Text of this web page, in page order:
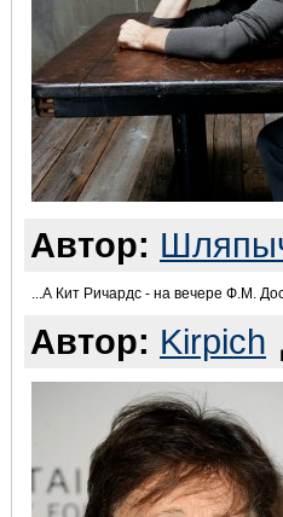
Автор:
...А Кит Ричардс - на вечере Ф.М.
Автор: Kirpich